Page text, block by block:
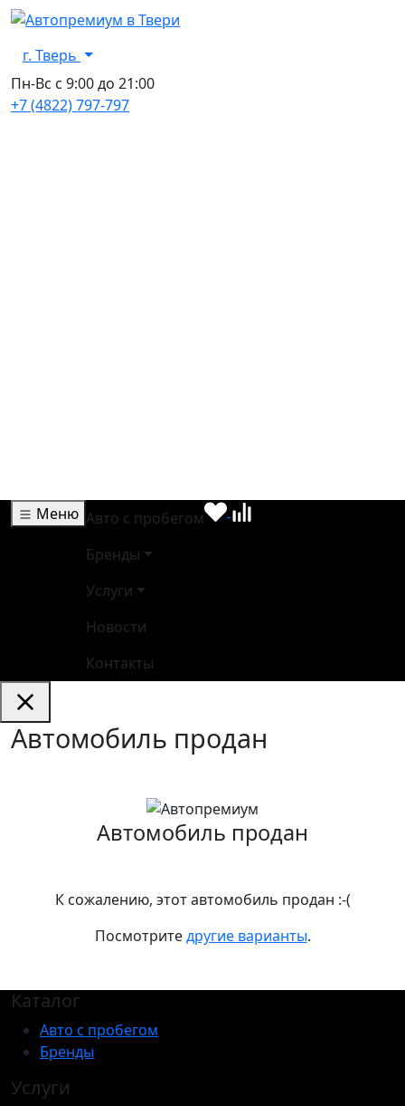
г. Тверь
Пн-Вс с 9:00 до 21:00
+7 (4822) 797-797
Меню Авто с пробегом
Бренды
Услуги
Новости
Контакты
Автомобиль продан
Автомобиль продан
К сожалению, этот автомобиль продан :-(
Посмотритедругие варианты.
Каталог
Авто с пробегом
Бренды
Услуги